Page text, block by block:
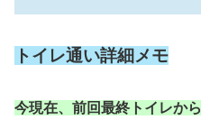
トイレ通い詳細メモ
今現在、前回最終トイレから